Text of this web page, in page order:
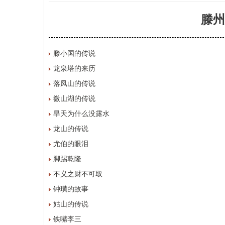
滕
滕小国的传说
龙泉塔的来历
落凤山的传说
微山湖的传说
旱天为什么没露水
龙山的传说
尤伯的眼泪
脚踢乾隆
不义之财不可取
钟璜的故事
姑山的传说
铁嘴李三